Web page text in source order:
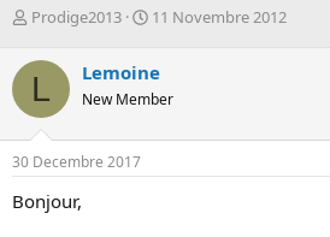
A
t
e
u
r
d
e
a
Prodige2013
D
e
d
d
11 Novembre 2012
L Lemoine
New Member
30 Decembre 2017
Bonjour,